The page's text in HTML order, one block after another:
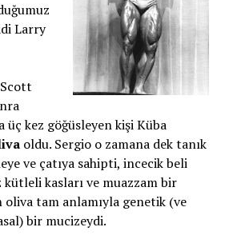
Larry
üç kez göğüsleyen kişi Küba
oldu. Sergio o zamana dek tanık
ve çatıya sahipti, incecik beli
kasları ve muazzam bir
tam anlamıyla genetik (ve
bir mucizeydi.